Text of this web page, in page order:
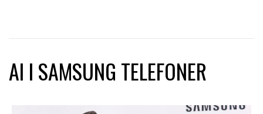
AI I SAMSUNG TELEFONER